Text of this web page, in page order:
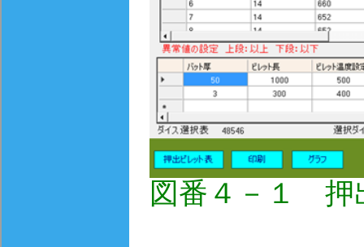
図番４－１